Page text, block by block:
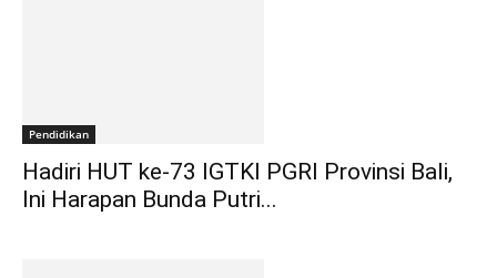
Pendidikan
Hadiri HUT ke-73 IGTKI PGRI Provinsi Bali,
Ini Harapan Bunda Putri...